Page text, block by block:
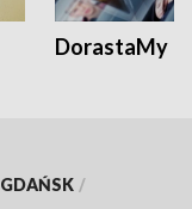
DorastaMy
GDAŃSK /